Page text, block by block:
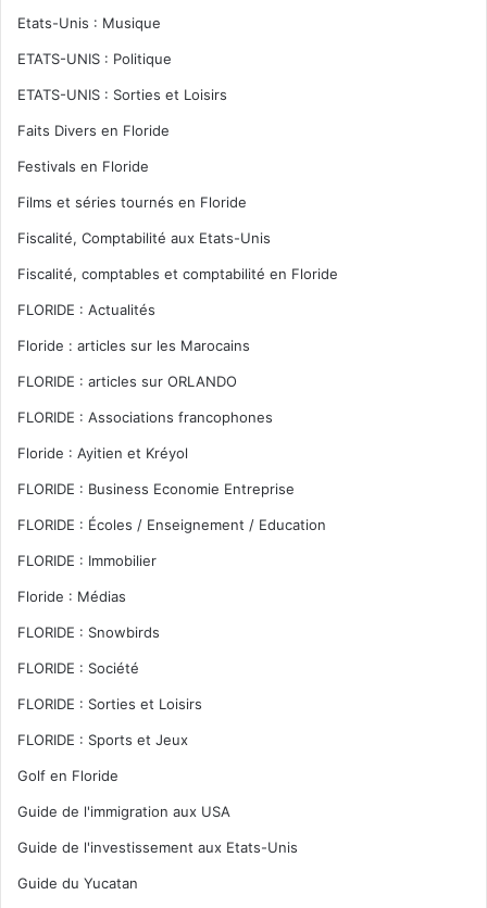
Etats-Unis : Musique
ETATS-UNIS : Politique
ETATS-UNIS : Sorties et Loisirs
Faits Divers en Floride
Festivals en Floride
Films et séries tournés en Floride
Fiscalité, Comptabilité aux Etats-Unis
Fiscalité, comptables et comptabilité en Floride
FLORIDE : Actualités
Floride : articles sur les Marocains
FLORIDE : articles sur ORLANDO
FLORIDE : Associations francophones
Floride : Ayitien et Kréyol
FLORIDE : Business Economie Entreprise
FLORIDE : Écoles / Enseignement / Education
FLORIDE : Immobilier
Floride : Médias
FLORIDE : Snowbirds
FLORIDE : Société
FLORIDE : Sorties et Loisirs
FLORIDE : Sports et Jeux
Golf en Floride
Guide de l'immigration aux USA
Guide de l'investissement aux Etats-Unis
Guide du Yucatan